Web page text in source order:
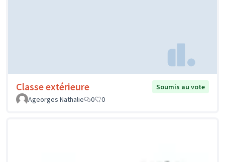
Classe extérieure
Soumis au vote
Ageorges Nathalie
0 0